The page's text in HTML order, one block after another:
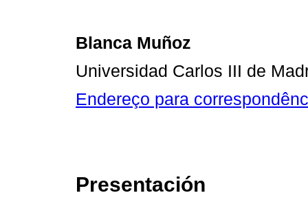
Blanca Muñoz
Universidad Carlos III de
Endereço para
Presentación